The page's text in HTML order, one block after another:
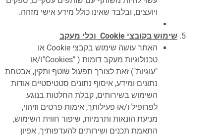
ויועצים, ובלבד שאינו כולל מידע אישי מזהה.
שימוש בקובצי Cookie וכלי מעקב
האתר עושה שימוש בקבצי Cookie או
טכנולוגיות מעקב דומות ( "Cookies"ו/או
"עוגיות") זאת לצורך תפעול שוטף ותקין, אבטחת
נתונים ומידע, איסוף נתונים סטטיסטיים אודות
השימוש בשירותים, קבלת החלטות בנוגע
לפרופיל ו/או פעילותך, אימות פרטים וזיהוי,
מניעת הונאות ותרמיות, שיפור חווית השימוש,
התאמת תכנים ושירותים להעדפותיך, אפיון